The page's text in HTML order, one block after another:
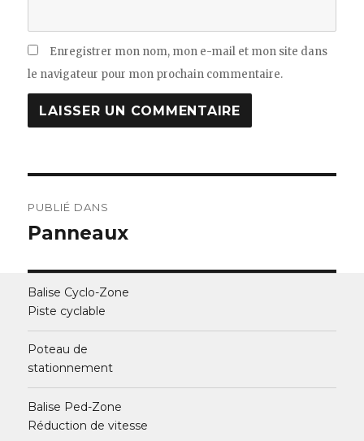
Enregistrer mon nom, mon e-mail et mon site dans
le navigateur pour mon prochain commentaire.
de
PUBLIÉ DANS
Panneaux
Balise Cyclo-Zone
Piste cyclable
Poteau de
stationnement
Balise Ped-Zone
Réduction de vitesse